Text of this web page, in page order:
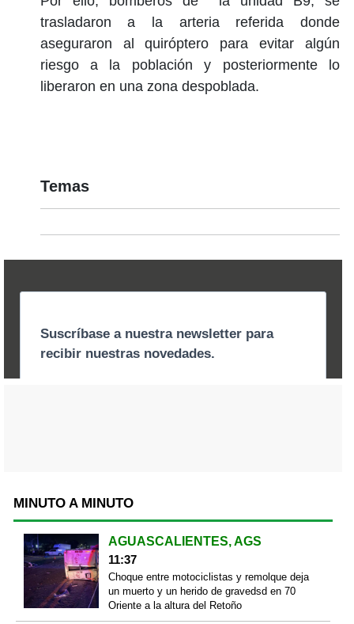
trasladaron a la arteria referida donde
aseguraron al quiróptero para evitar algún
riesgo a la población y posteriormente lo
liberaron en una zona despoblada.
Temas
MINUTO A MINUTO
AGUASCALIENTES, AGS
11:37
Choque entre motociclistas y remolque deja
un muerto y un herido de gravedsd en 70
Oriente a la altura del Retoño